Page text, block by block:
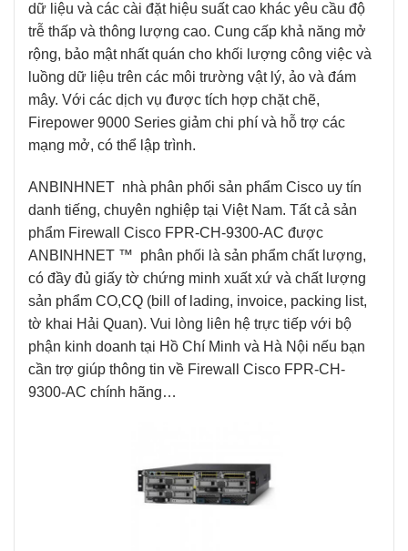
dữ liệu và các cài đặt hiệu suất cao khác yêu cầu độ
trễ thấp và thông lượng cao. Cung cấp khả năng mở
rộng, bảo mật nhất quán cho khối lượng công việc và
luồng dữ liệu trên các môi trường vật lý, ảo và đám
mây. Với các dịch vụ được tích hợp chặt chẽ,
Firepower 9000 Series giảm chi phí và hỗ trợ các
mạng mở, có thể lập trình.
ANBINHNET nhà phân phối sản phẩm Cisco uy tín
danh tiếng, chuyên nghiệp tại Việt Nam. Tất cả sản
phẩm Firewall Cisco FPR-CH-9300-AC được
ANBINHNET ™ phân phối là sản phẩm chất lượng,
có đầy đủ giấy tờ chứng minh xuất xứ và chất lượng
sản phẩm CO,CQ (bill of lading, invoice, packing list,
tờ khai Hải Quan). Vui lòng liên hệ trực tiếp với bộ
phận kinh doanh tại Hồ Chí Minh và Hà Nội nếu bạn
cần trợ giúp thông tin về Firewall Cisco FPR-CH-
9300-AC chính hãng…